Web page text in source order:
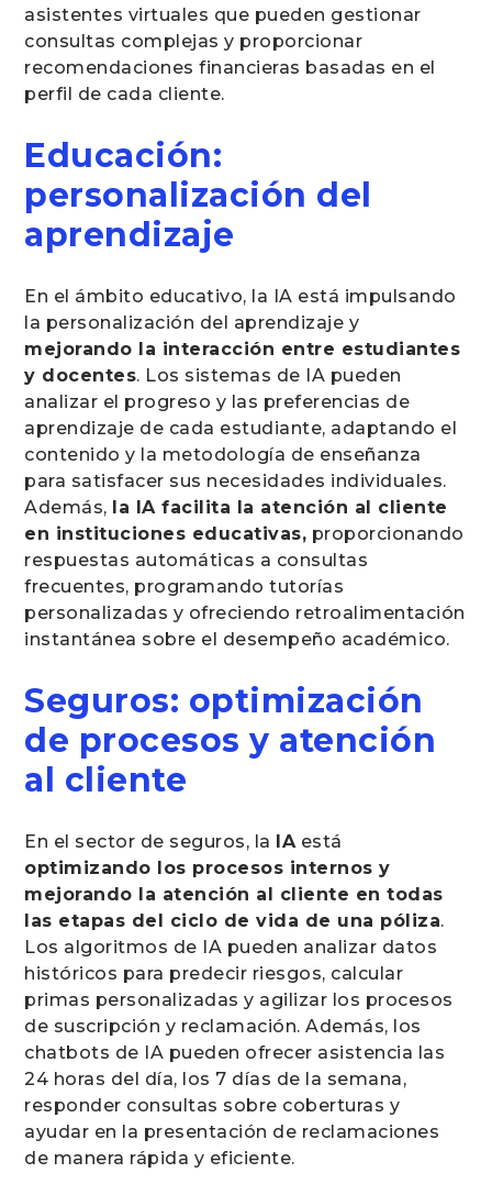
asistentes virtuales que pueden gestionar
consultas complejas y proporcionar
recomendaciones financieras basadas en el
perfil de cada cliente.
Educación:
personalización del
aprendizaje
En el ámbito educativo, la IA está impulsando
la personalización del aprendizaje y
mejorando la interacción entre estudiantes
y docentes. Los sistemas de IA pueden
analizar el progreso y las preferencias de
aprendizaje de cada estudiante, adaptando el
contenido y la metodología de enseñanza
para satisfacer sus necesidades individuales.
Además, la IA facilita la atención al cliente
en instituciones educativas, proporcionando
respuestas automáticas a consultas
frecuentes, programando tutorías
personalizadas y ofreciendo retroalimentación
instantánea sobre el desempeño académico.
Seguros: optimización
de procesos y atención
al cliente
En el sector de seguros, la IAestá
optimizando los procesos internos y
mejorando la atención al cliente en todas
las etapas del ciclo de vida de una póliza.
Los algoritmos de IA pueden analizar datos
históricos para predecir riesgos, calcular
primas personalizadas y agilizar los procesos
de suscripción y reclamación. Además, los
chatbots de IA pueden ofrecer asistencia las
24 horas del día, los 7 días de la semana,
responder consultas sobre coberturas y
ayudar en la presentación de reclamaciones
de manera rápida y eficiente.